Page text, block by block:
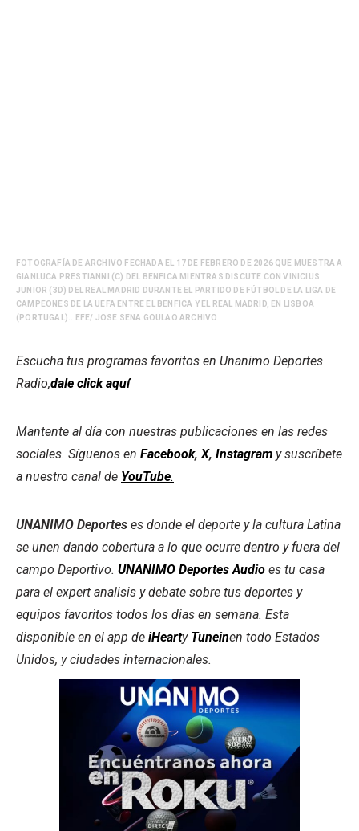
FOTOGRAFÍA DE ARCHIVO FECHADA EL 17 DE FEBRERO DE 2026 QUE MUESTRA A
GIANLUCA PRESTIANNI (C) DEL BENFICA MIENTRAS DISCUTE CON VINICIUS
JUNIOR (3D) DEL REAL MADRID DURANTE EL PARTIDO DE FÚTBOL DE LA LIGA DE
CAMPEONES DE LA UEFA ENTRE EL BENFICA Y EL REAL MADRID, EN LISBOA
(PORTUGAL).. EFE/ JOSE SENA GOULAO ARCHIVO
Escucha tus programas favoritos en Unanimo Deportes
Radio,dale click aquí
Mantente al día con nuestras publicaciones en las redes
sociales. Síguenos en Facebook,X, Instagram y suscríbete
a nuestro canal de YouTube.
UNANIMO Deportes es donde el deporte y la cultura Latina
se unen dando cobertura a lo que ocurre dentro y fuera del
campo Deportivo. UNANIMO Deportes Audio es tu casa
para el expert analisis y debate sobre tus deportes y
equipos favoritos todos los dias en semana. Esta
disponible en el app de iHearty Tuneinen todo Estados
Unidos, y ciudades internacionales.